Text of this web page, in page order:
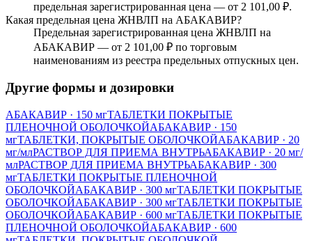
предельная зарегистрированная цена — от 2 101,00 ₽.
Какая предельная цена ЖНВЛП на АБАКАВИР?
Предельная зарегистрированная цена ЖНВЛП на
АБАКАВИР — от 2 101,00 ₽ по торговым
наименованиям из реестра предельных отпускных цен.
Другие формы и дозировки
АБАКАВИР · 150 мгТАБЛЕТКИ ПОКРЫТЫЕ
ПЛЕНОЧНОЙ ОБОЛОЧКОЙАБАКАВИР · 150
мгТАБЛЕТКИ, ПОКРЫТЫЕ ОБОЛОЧКОЙАБАКАВИР · 20
мг/млРАСТВОР ДЛЯ ПРИЕМА ВНУТРЬАБАКАВИР · 20 мг/
млРАСТВОР ДЛЯ ПРИЕМА ВНУТРЬАБАКАВИР · 300
мгТАБЛЕТКИ ПОКРЫТЫЕ ПЛЕНОЧНОЙ
ОБОЛОЧКОЙАБАКАВИР · 300 мгТАБЛЕТКИ ПОКРЫТЫЕ
ОБОЛОЧКОЙАБАКАВИР · 300 мгТАБЛЕТКИ ПОКРЫТЫЕ
ОБОЛОЧКОЙАБАКАВИР · 600 мгТАБЛЕТКИ ПОКРЫТЫЕ
ПЛЕНОЧНОЙ ОБОЛОЧКОЙАБАКАВИР · 600